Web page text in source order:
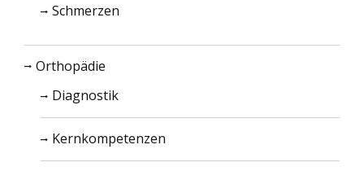
Schmerzen
Orthopädie
Diagnostik
Kernkompetenzen